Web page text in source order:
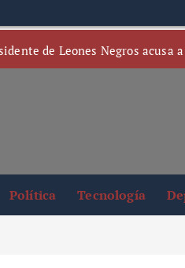
de Leones Negros acusa
Política Tecnología